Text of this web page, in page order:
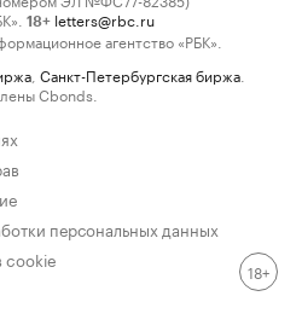
18+ letters@rbc.ru
агентство «РБК».
Санкт-Петербургская биржа
Cbonds.
персональных данных
cookie
18+